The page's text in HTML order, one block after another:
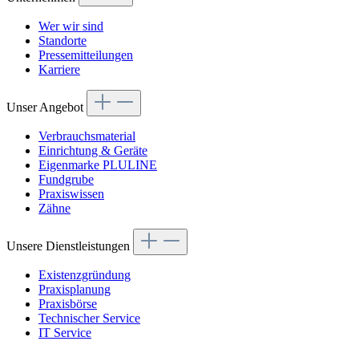
Wer wir sind
Standorte
Pressemitteilungen
Karriere
Unser Angebot
Verbrauchsmaterial
Einrichtung & Geräte
Eigenmarke PLULINE
Fundgrube
Praxiswissen
Zähne
Unsere Dienstleistungen
Existenzgründung
Praxisplanung
Praxisbörse
Technischer Service
IT Service